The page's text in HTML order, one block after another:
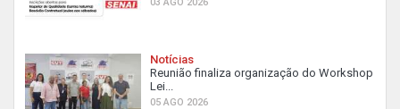
Notícias
Reunião finaliza organização do Workshop
Lei...
05 AGO 2026